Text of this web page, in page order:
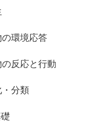
の環境応答
反応と行動
・分類